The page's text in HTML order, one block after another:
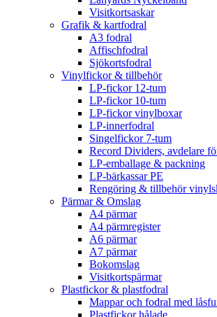
Visitkortsaskar
Grafik & kartfodral
A3 fodral
Affischfodral
Sjökortsfodral
Vinylfickor & tillbehör
LP-fickor 12-tum
LP-fickor 10-tum
LP-fickor vinylboxar
LP-innerfodral
Singelfickor 7-tum
Record Dividers, avdelare
LP-emballage & packning
LP-bärkassar PE
Rengöring & tillbehör
Pärmar & Omslag
A4 pärmar
A4 pärmregister
A6 pärmar
A7 pärmar
Bokomslag
Visitkortspärmar
Plastfickor & plastfodral
Mappar och fodral med
Plastfickor hålade